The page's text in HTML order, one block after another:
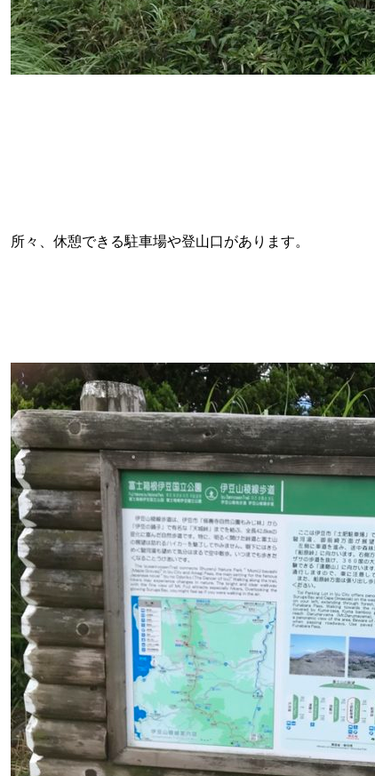
所々、休憩できる駐車場や登山口があります。